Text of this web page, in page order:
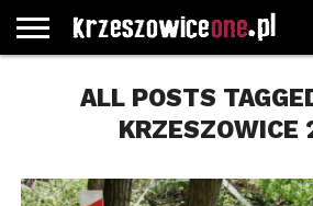
GŁÓWNA
WYBORY
SAMORZĄDOWE
WYBIERZ
KATEGORIE
ROZKŁADY
JAZDY
GREGORCZYK
WATCH
KONTAKTALL POSTS
KRZESZOWICE